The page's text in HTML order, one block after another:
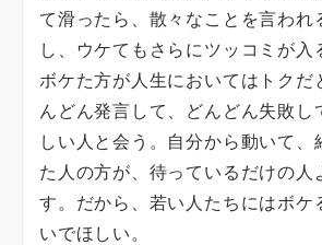
て滑ったら、散々なことを言われ
し、ウケてもさらにツッコミが入
ボケた方が人生においてはトクだ
んどん発言して、どんどん失敗し
しい人と会う。自分から動いて、
た人の方が、待っているだけの人
す。だから、若い人たちにはボケ
いでほしい。